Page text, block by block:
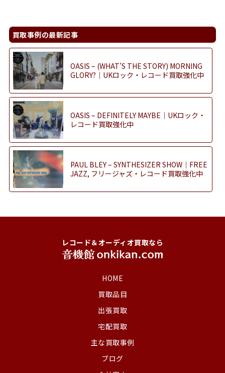
買取事例の最新記事
OASIS – (WHAT’S THE STORY) MORNING
GLORY?｜UKロック・レコード買取強化中
OASIS – DEFINITELY MAYBE｜UKロック・
レコード買取強化中
PAUL BLEY – SYNTHESIZER SHOW｜FREE
JAZZ, フリージャズ・レコード買取強化中
レコード＆オーディオ買取なら
HOME
買取品目
出張買取
宅配買取
主な買取事例
ブログ